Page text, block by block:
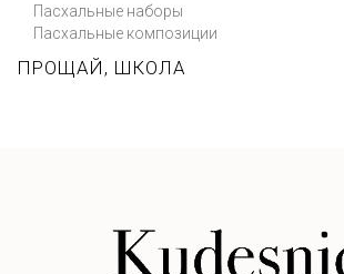
Пасхальные наборы
Пасхальные композиции
ПРОЩАЙ, ШКОЛА